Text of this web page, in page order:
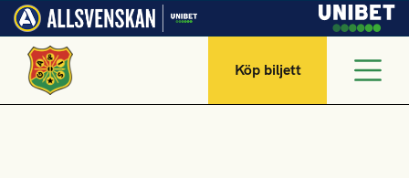
Köp biljett